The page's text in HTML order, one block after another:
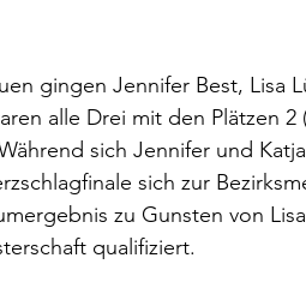
gingen Jennifer Best, Lisa
alle Drei mit den Plätzen
sich Jennifer und
sich zur
zu Gunsten von
qualifiziert.